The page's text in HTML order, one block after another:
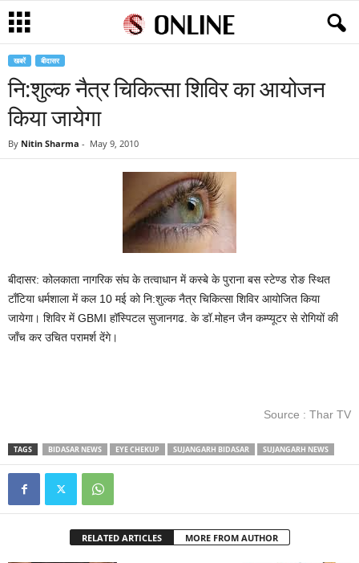
खबरें बीदासर
नि:शुल्क नैत्र चिकित्सा शिविर का आयोजन
किया जायेगा
By Nitin Sharma - May 9, 2010
बीदासर: कोलकाता नागरिक संघ के तत्वाधान में कस्बे के पुराना बस स्टेण्ड रोङ स्थित
टाँटिया धर्मशाला में कल 10 मई को नि:शुल्क नैत्र चिकित्सा शिविर आयोजित किया
जायेगा। शिविर में GBMI हॉस्पिटल सुजानगढ. के डॉ.मोहन जैन कम्प्यूटर से रोगियों की
जाँच कर उचित परामर्श देंगे।
Source : Thar TV
TAGS BIDASAR NEWS EYE CHEKUP SUJANGARH BIDASAR SUJANGARH NEWS
RELATED ARTICLES MORE FROM AUTHOR